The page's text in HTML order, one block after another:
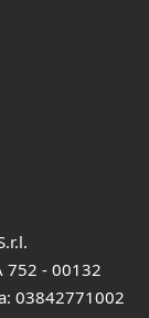
752 - 00132
03842771002